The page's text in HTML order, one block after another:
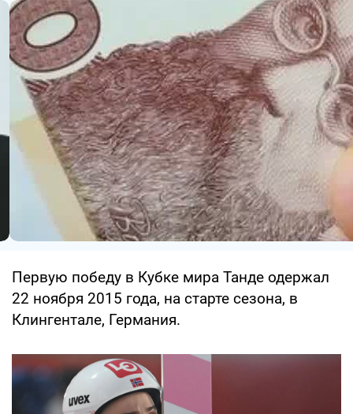
Первую победу в Кубке мира Танде одержал
22 ноября 2015 года, на старте сезона, в
Клингентале, Германия.